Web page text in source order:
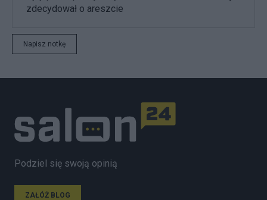
zdecydował o areszcie
Napisz notkę
Podziel się swoją opinią
ZAŁÓŻ BLOG